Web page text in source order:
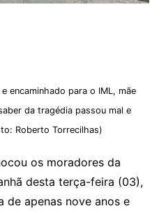
encaminhado para o IML, mãe
da tragédia passou mal e
Roberto Torrecilhas)
os moradores da
desta terça-feira (03),
de apenas nove anos e